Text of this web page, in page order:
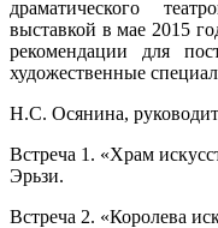
драматического
выставкой в мае 2015
рекомендации для
художественные
Н.С. Осянина,
Встреча 1. «Храм
Эрьзи.
Встреча 2. «Королева